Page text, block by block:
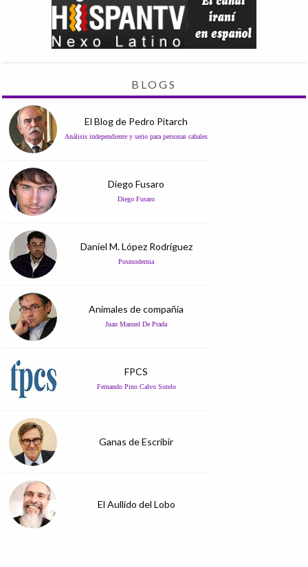
BLOGS
El Blog de Pedro Pitarch
Análisis independiente y serio para personas cabales
Diego Fusaro
Diego Fusaro
Daniel M. López Rodríguez
Posmodernia
Animales de compañía
Juan Manuel De Prada
FPCS
Fernando Pino Calvo Sotelo
Ganas de Escribir
El Aullido del Lobo